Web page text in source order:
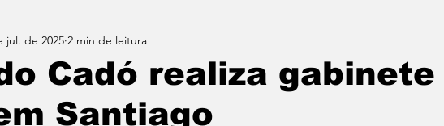
Municipais Porto Alegre
Interna Thiago Duarte
Cadó realiza gabinete
Santiago
jul. de 2025 2 min de leitura